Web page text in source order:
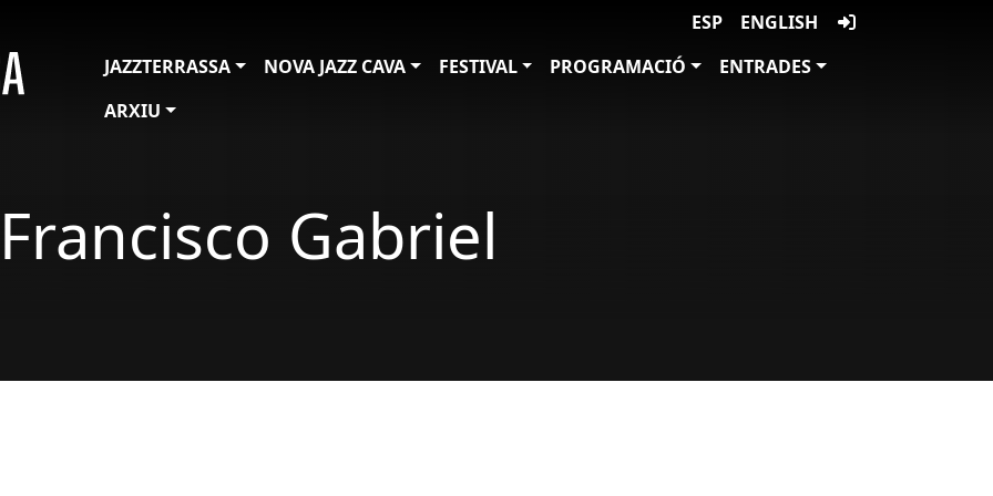
ESP
ENGLISH
JAZZTERRASSA
NOVA JAZZ CAVA FESTIVAL PROGRAMACIÓ
ENTRADES
ARXIU
Francisco Gabriel